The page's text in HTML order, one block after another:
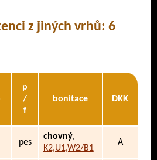
z jiných vrhů: 6
p
/
f
bonitace DKK
pes
chovný,
K2,U1,W2/B1
A